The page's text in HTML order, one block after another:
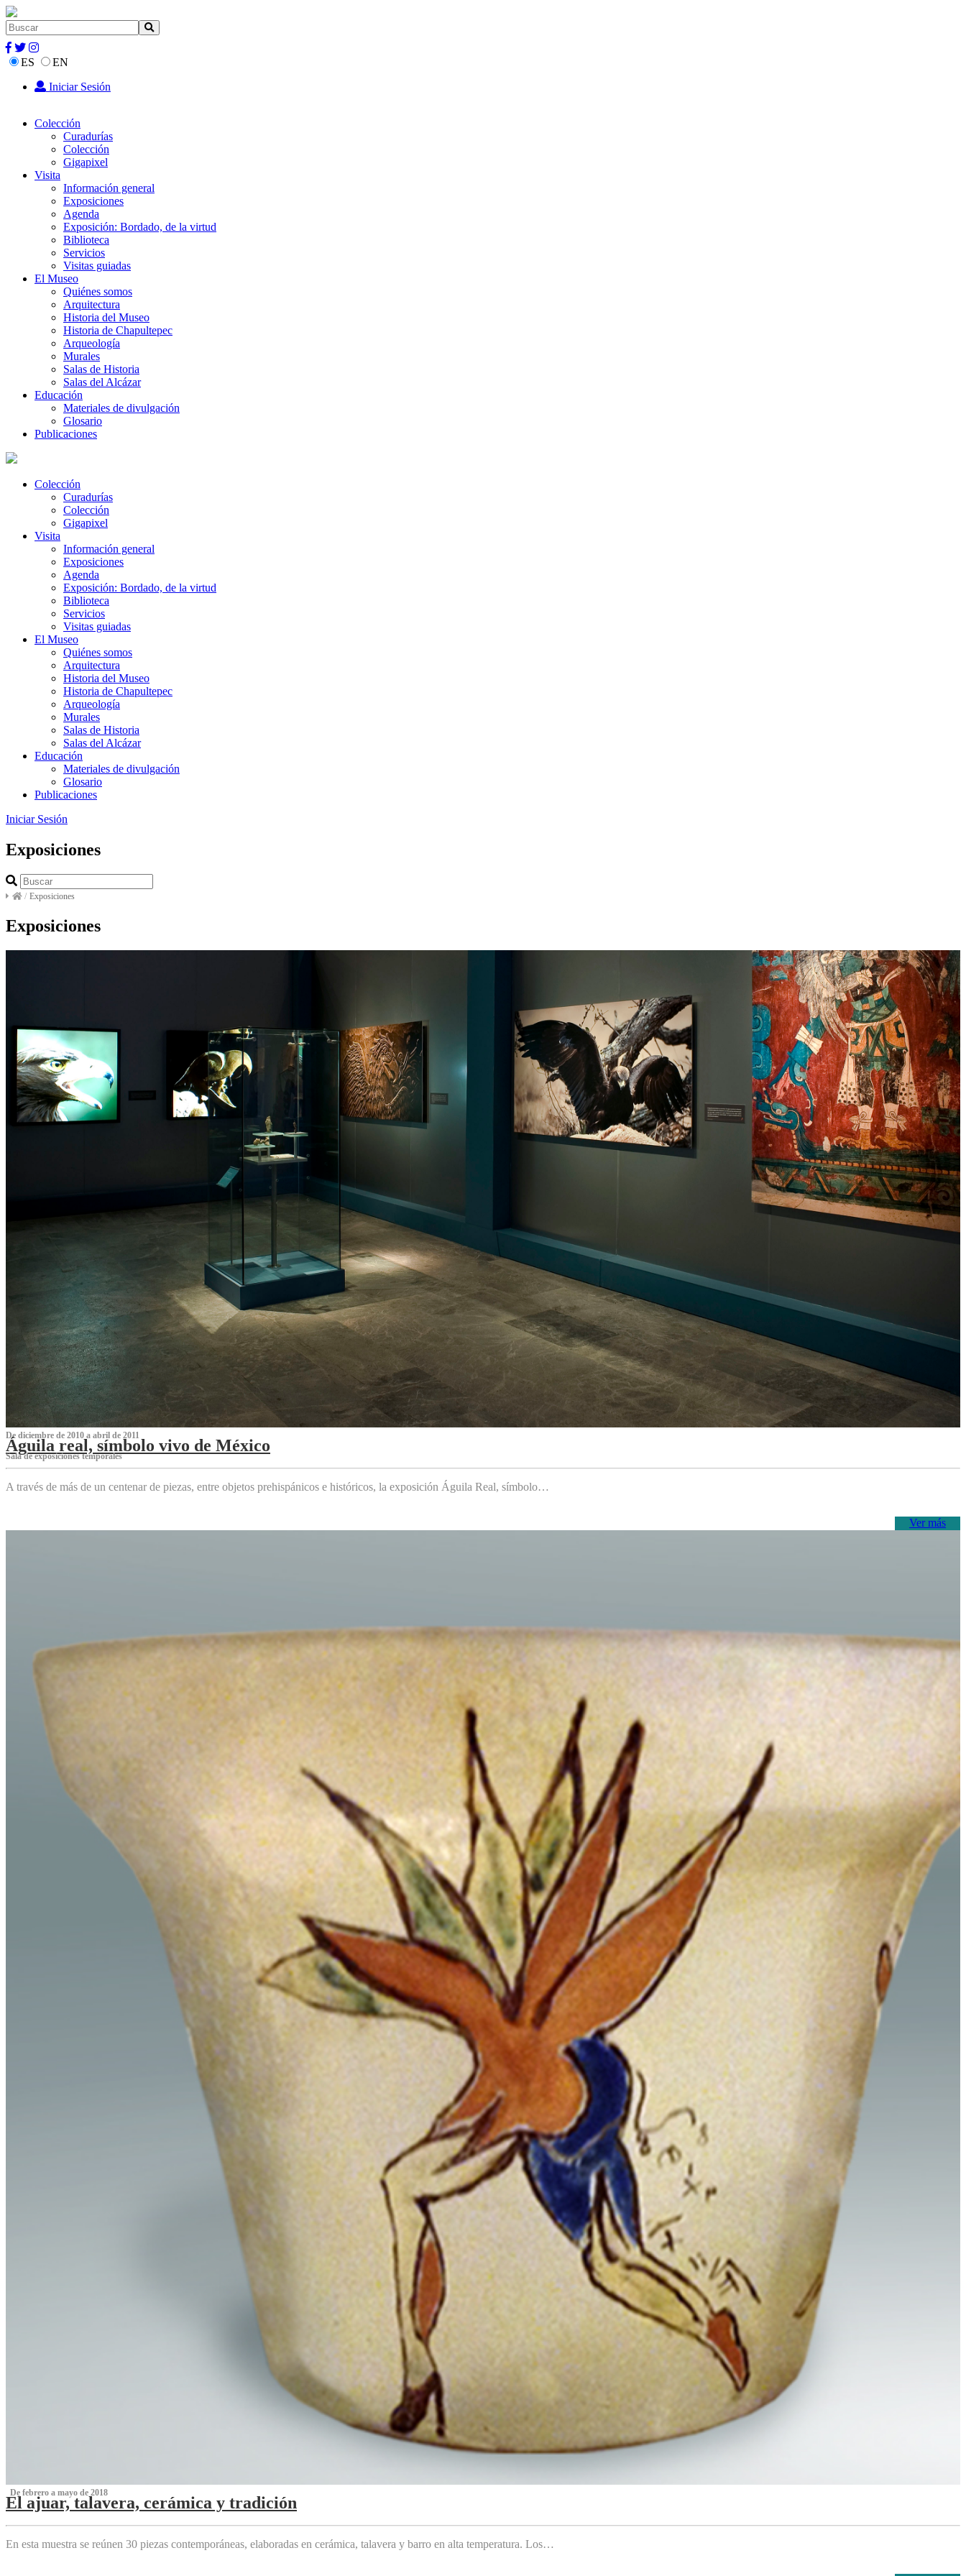
ES
EN
Iniciar Sesión
Colección
Curadurías
Colección
Gigapixel
Visita
Información general
Exposiciones
Agenda
Exposición: Bordado, de la virtud
Biblioteca
Servicios
Visitas guiadas
El Museo
Quiénes somos
Arquitectura
Historia del Museo
Historia de Chapultepec
Arqueología
Murales
Salas de Historia
Salas del Alcázar
Educación
Materiales de divulgación
Glosario
Publicaciones
Colección
Curadurías
Colección
Gigapixel
Visita
Información general
Exposiciones
Agenda
Exposición: Bordado, de la virtud
Biblioteca
Servicios
Visitas guiadas
El Museo
Quiénes somos
Arquitectura
Historia del Museo
Historia de Chapultepec
Arqueología
Murales
Salas de Historia
Salas del Alcázar
Educación
Materiales de divulgación
Glosario
Publicaciones
Iniciar Sesión
Exposiciones
/ Exposiciones
Exposiciones
De diciembre de 2010 a abril de 2011
Águila real, símbolo vivo de México
Sala de exposiciones temporales
A través de más de un centenar de piezas, entre objetos prehispánicos e históricos, la exposición Águila Real, símbolo…
Ver más
‌ De febrero a mayo de 2018
El ajuar, talavera, cerámica y tradición
‌
En esta muestra se reúnen 30 piezas contemporáneas, elaboradas en cerámica, talavera y barro en alta temperatura. Los…